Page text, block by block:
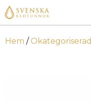
Hem / Okategoriserad